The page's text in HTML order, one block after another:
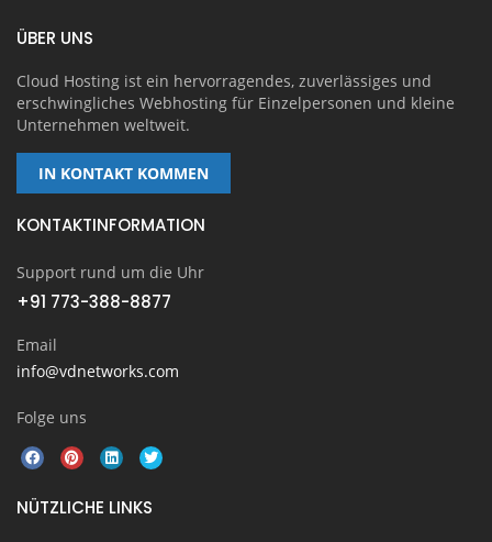
ÜBER UNS
Cloud Hosting ist ein hervorragendes, zuverlässiges und
erschwingliches Webhosting für Einzelpersonen und kleine
Unternehmen weltweit.
IN KONTAKT KOMMEN
KONTAKTINFORMATION
Support rund um die Uhr
+91 773-388-8877
Email
info@vdnetworks.com
Folge uns
NÜTZLICHE LINKS